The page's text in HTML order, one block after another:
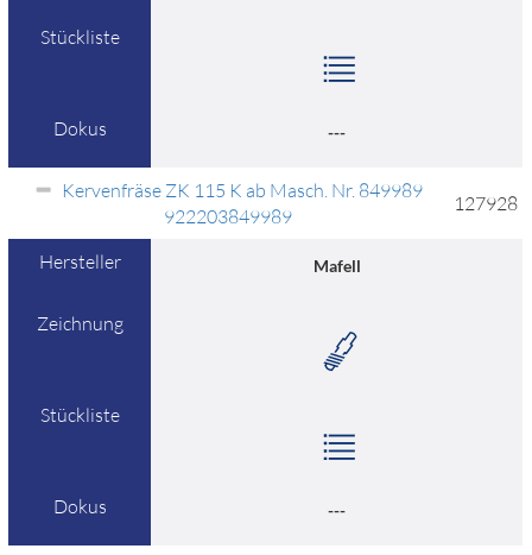
Stückliste
Dokus ---
Kervenfräse ZK 115 K ab Masch. Nr. 849989
922203849989
127928
Hersteller Mafell
Zeichnung
Stückliste
Dokus ---